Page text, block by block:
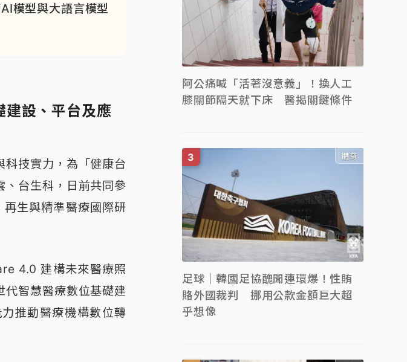
模型與大語言模型
設、平台及應
科技實力，為「健康台
、台生科，日前共同參
生與精準醫療國際研
4.0 建構未來醫療照
代智慧醫療數位基礎建
推動醫療機構數位轉
阿公痛喊「活著沒意義」！換人工
膝關節隔天就下床 醫揭關鍵條件
體育
足球｜韓國足協醜聞連環爆！性賄
賂外國裁判 挪用公款金額巨大超
乎想像